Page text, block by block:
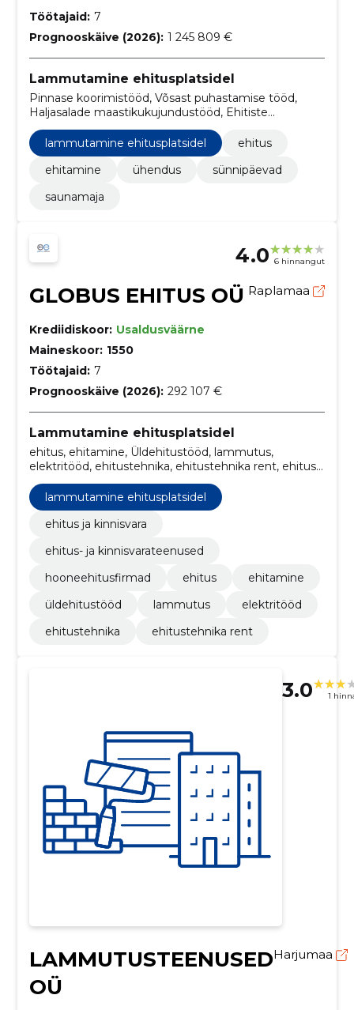
Töötajaid: 7
Prognooskäive (2026): 1 245 809 €
Lammutamine ehitusplatsidel
Pinnase koorimistööd, Võsast puhastamise tööd,
Haljasalade maastikukujundustööd, Ehitiste
lammutus- ja purustustööd ja pinnase
eemaldamistööd, ehitus, ehitamine, Ühendus,
sünnipäevad, saunamaja
lammutamine ehitusplatsidel
ehitus
ehitamine
ühendus
sünnipäevad
saunamaja
4.0 6 hinnangut
GLOBUS EHITUS OÜ Raplamaa
Krediidiskoor: Usaldusväärne
Maineskoor: 1550
Töötajaid: 7
Prognooskäive (2026): 292 107 €
Lammutamine ehitusplatsidel
ehitus, ehitamine, Üldehitustööd, lammutus,
elektritööd, ehitustehnika, ehitustehnika rent, ehitus
hooneehitusfirmad
lammutamine ehitusplatsidel
ehitus ja kinnisvara
ehitus- ja kinnisvarateenused
hooneehitusfirmad
ehitus
ehitamine
üldehitustööd
lammutus
elektritööd
ehitustehnika
ehitustehnika rent
3.0 1
LAMMUTUSTEENUSED
OÜ
Harjumaa